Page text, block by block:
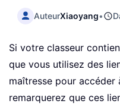
AuteurXiaoyang•
Si votre classeur
que vous utilisez des
maîtresse pour accéder
remarquerez que ces